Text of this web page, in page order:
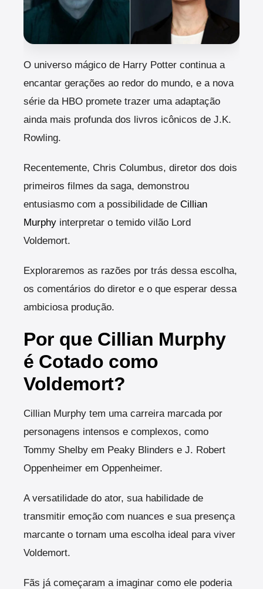
O universo mágico de Harry Potter continua a
encantar gerações ao redor do mundo, e a nova
série da HBO promete trazer uma adaptação
ainda mais profunda dos livros icônicos de J.K.
Rowling.
Recentemente, Chris Columbus, diretor dos dois
primeiros filmes da saga, demonstrou
entusiasmo com a possibilidade de Cillian
Murphy interpretar o temido vilão Lord
Voldemort.
Exploraremos as razões por trás dessa escolha,
os comentários do diretor e o que esperar dessa
ambiciosa produção.
Por que Cillian Murphy
é Cotado como
Voldemort?
Cillian Murphy tem uma carreira marcada por
personagens intensos e complexos, como
Tommy Shelby em Peaky Blinders e J. Robert
Oppenheimer em Oppenheimer.
A versatilidade do ator, sua habilidade de
transmitir emoção com nuances e sua presença
marcante o tornam uma escolha ideal para viver
Voldemort.
Fãs já começaram a imaginar como ele poderia